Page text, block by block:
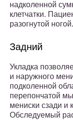
надколенной
клетчатки.
разогнутой ногой.
Задний
Укладка
и наружного
подколенной
перепончатой
мениски сзади и
Обследуемый